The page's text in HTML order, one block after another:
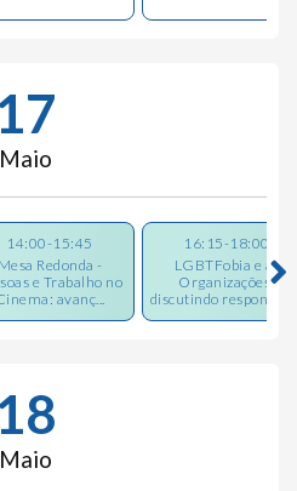
Maio
14:00-15:45
Mesa Redonda -
e Trabalho no
avanç...
16:15-18:00
LGBTFobia e as
Organizações:
discutindo
Maio